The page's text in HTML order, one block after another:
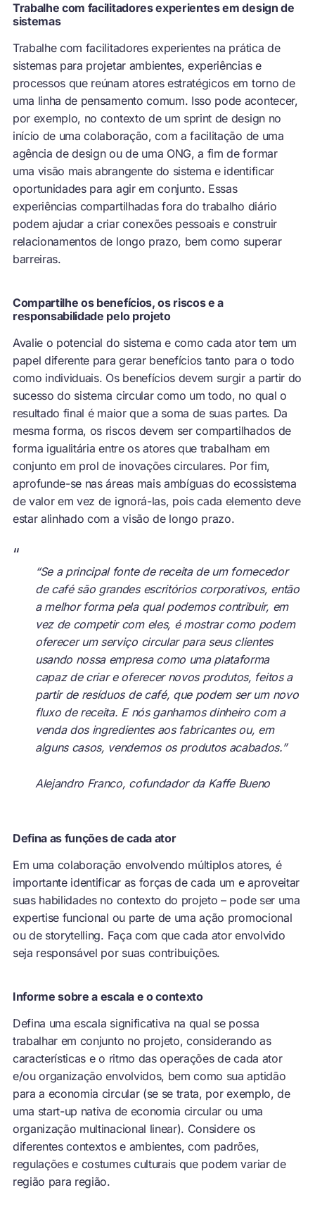
Trabalhe com facilitadores experientes em design de
sistemas
Trabalhe com facilitadores experientes na prática de
sistemas para projetar ambientes, experiências e
processos que reúnam atores estratégicos em torno de
uma linha de pensamento comum. Isso pode acontecer,
por exemplo, no contexto de um sprint de design no
início de uma colaboração, com a facilitação de uma
agência de design ou de uma ONG, a fim de formar
uma visão mais abrangente do sistema e identificar
oportunidades para agir em conjunto. Essas
experiências compartilhadas fora do trabalho diário
podem ajudar a criar conexões pessoais e construir
relacionamentos de longo prazo, bem como superar
barreiras.
Compartilhe os benefícios, os riscos e a
responsabilidade pelo projeto
Avalie o potencial do sistema e como cada ator tem um
papel diferente para gerar benefícios tanto para o todo
como individuais. Os benefícios devem surgir a partir do
sucesso do sistema circular como um todo, no qual o
resultado final é maior que a soma de suas partes. Da
mesma forma, os riscos devem ser compartilhados de
forma igualitária entre os atores que trabalham em
conjunto em prol de inovações circulares. Por fim,
aprofunde-se nas áreas mais ambíguas do ecossistema
de valor em vez de ignorá-las, pois cada elemento deve
estar alinhado com a visão de longo prazo.
“
“Se a principal fonte de receita de um fornecedor
de café são grandes escritórios corporativos, então
a melhor forma pela qual podemos contribuir, em
vez de competir com eles, é mostrar como podem
oferecer um serviço circular para seus clientes
usando nossa empresa como uma plataforma
capaz de criar e oferecer novos produtos, feitos a
partir de resíduos de café, que podem ser um novo
fluxo de receita. E nós ganhamos dinheiro com a
venda dos ingredientes aos fabricantes ou, em
alguns casos, vendemos os produtos acabados.”
Alejandro Franco, cofundador da Kaffe Bueno
Defina as funções de cada ator
Em uma colaboração envolvendo múltiplos atores, é
importante identificar as forças de cada um e aproveitar
suas habilidades no contexto do projeto – pode ser uma
expertise funcional ou parte de uma ação promocional
ou de storytelling. Faça com que cada ator envolvido
seja responsável por suas contribuições.
Informe sobre a escala e o contexto
Defina uma escala significativa na qual se possa
trabalhar em conjunto no projeto, considerando as
características e o ritmo das operações de cada ator
e/ou organização envolvidos, bem como sua aptidão
para a economia circular (se se trata, por exemplo, de
uma start-up nativa de economia circular ou uma
organização multinacional linear). Considere os
diferentes contextos e ambientes, com padrões,
regulações e costumes culturais que podem variar de
região para região.